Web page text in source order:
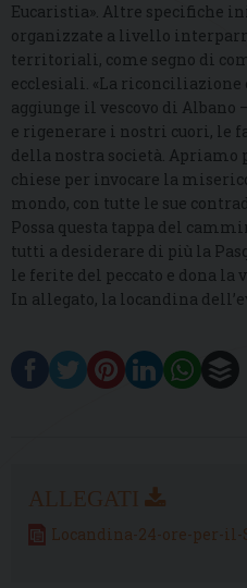
Eucaristia». Altre specifiche
organizzate a livello
territoriali, come segno di
ecclesiali. «La riconciliazione
aggiunge il vescovo di
e rigenerare i nostri cuori,
della nostra società. Apriamo
chiese per invocare la
mondo, con tutte le sue
Possa questa tappa del
tutti a desiderare di più la
le ferite del peccato e dona la
In allegato, la locandina
Locandina-24-ore-per-il-